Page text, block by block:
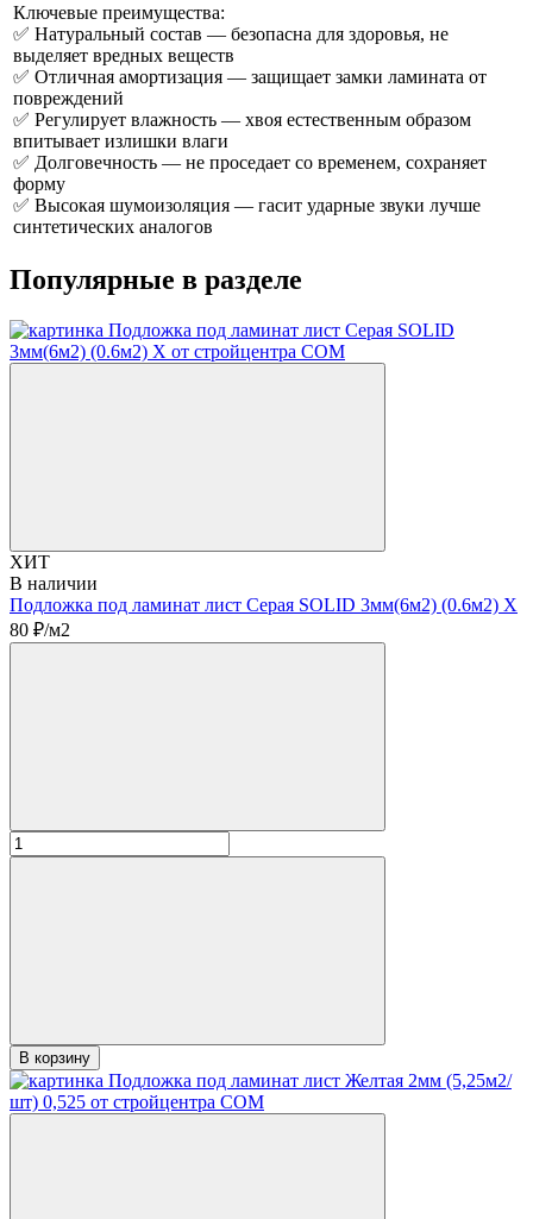
Ключевые преимущества:
✅ Натуральный состав — безопасна для здоровья, не
выделяет вредных веществ
✅ Отличная амортизация — защищает замки ламината от
повреждений
✅ Регулирует влажность — хвоя естественным образом
впитывает излишки влаги
✅ Долговечность — не проседает со временем, сохраняет
форму
✅ Высокая шумоизоляция — гасит ударные звуки лучше
синтетических аналогов
Популярные в разделе
ХИТ
В наличии
Подложка под ламинат лист Серая SOLID 3мм(6м2) (0.6м2) Х
80 ₽/м2
В корзину